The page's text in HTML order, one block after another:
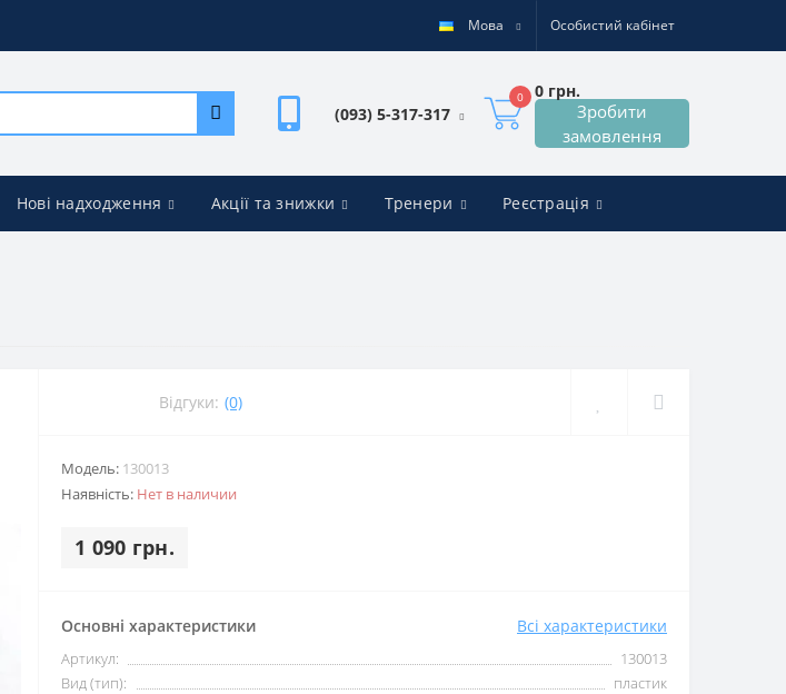
Мова Особистий кабінет
(093) 5-317-317
0 0 грн.
Зробити
замовлення
Нові надходження Акції та знижки Тренери Реєстрація
Відгуки: (0)
Модель: 130013
Наявність: Нет в наличии
1 090 грн.
Основні характеристики Всі характеристики
Артикул:
130013
Вид (тип):
пластик